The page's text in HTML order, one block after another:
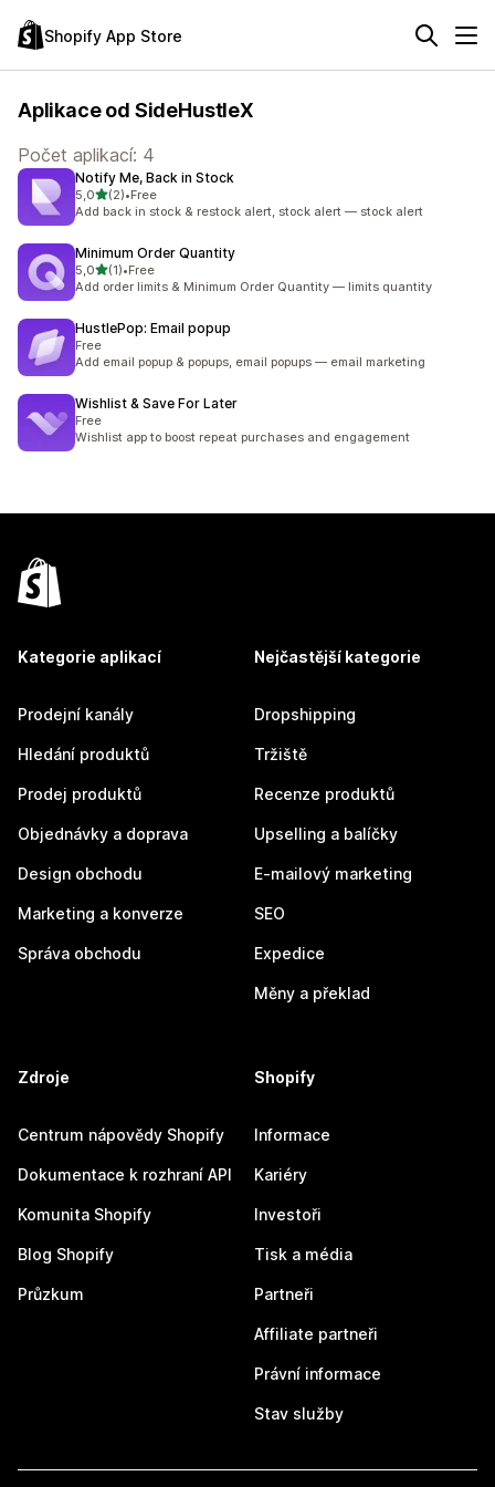
Shopify App Store
Aplikace od SideHustleX
Počet aplikací: 4
Notify Me, Back in Stock
5,0z 5 hvězd
(2)
Celkový počet recenzí: 2
•Free
Add back in stock & restock alert, stock alert — stock alert
Minimum Order Quantity
5,0z 5 hvězd
(1)
Celkový počet recenzí: 1
•Free
Add order limits & Minimum Order Quantity — limits quantity
HustlePop: Email popup
Free
Add email popup & popups, email popups — email marketing
Wishlist & Save For Later
Free
Wishlist app to boost repeat purchases and engagement
Kategorie aplikací
Prodejní kanály
Hledání produktů
Prodej produktů
Objednávky a doprava
Design obchodu
Marketing a konverze
Správa obchodu
Nejčastější kategorie
Dropshipping
Tržiště
Recenze produktů
Upselling a balíčky
E-mailový marketing
SEO
Expedice
Měny a překlad
Zdroje
Centrum nápovědy Shopify
Dokumentace k rozhraní API
Komunita Shopify
Blog Shopify
Průzkum
Shopify
Informace
Kariéry
Investoři
Tisk a média
Partneři
Affiliate partneři
Právní informace
Stav služby